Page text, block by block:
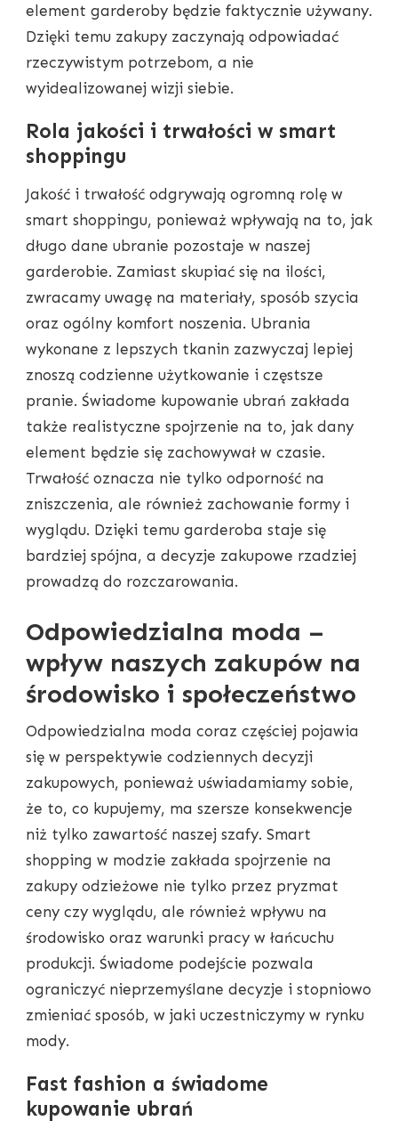
element garderoby będzie faktycznie używany.
Dzięki temu zakupy zaczynają odpowiadać
rzeczywistym potrzebom, a nie
wyidealizowanej wizji siebie.
Rola jakości i trwałości w smart
shoppingu
Jakość i trwałość odgrywają ogromną rolę w
smart shoppingu, ponieważ wpływają na to, jak
długo dane ubranie pozostaje w naszej
garderobie. Zamiast skupiać się na ilości,
zwracamy uwagę na materiały, sposób szycia
oraz ogólny komfort noszenia. Ubrania
wykonane z lepszych tkanin zazwyczaj lepiej
znoszą codzienne użytkowanie i częstsze
pranie. Świadome kupowanie ubrań zakłada
także realistyczne spojrzenie na to, jak dany
element będzie się zachowywał w czasie.
Trwałość oznacza nie tylko odporność na
zniszczenia, ale również zachowanie formy i
wyglądu. Dzięki temu garderoba staje się
bardziej spójna, a decyzje zakupowe rzadziej
prowadzą do rozczarowania.
Odpowiedzialna moda –
wpływ naszych zakupów na
środowisko i społeczeństwo
Odpowiedzialna moda coraz częściej pojawia
się w perspektywie codziennych decyzji
zakupowych, ponieważ uświadamiamy sobie,
że to, co kupujemy, ma szersze konsekwencje
niż tylko zawartość naszej szafy. Smart
shopping w modzie zakłada spojrzenie na
zakupy odzieżowe nie tylko przez pryzmat
ceny czy wyglądu, ale również wpływu na
środowisko oraz warunki pracy w łańcuchu
produkcji. Świadome podejście pozwala
ograniczyć nieprzemyślane decyzje i stopniowo
zmieniać sposób, w jaki uczestniczymy w rynku
mody.
Fast fashion a świadome
kupowanie ubrań